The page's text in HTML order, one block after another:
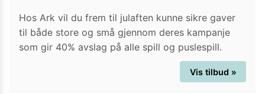
Hos Ark vil du frem til julaften kunne sikre gaver
til både store og små gjennom deres kampanje
som gir 40% avslag på alle spill og puslespill.
Vis tilbud »